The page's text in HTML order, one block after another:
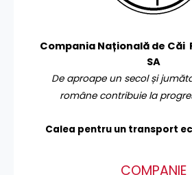
Compania Națională de Căi
SA
De aproape un secol și
române contribuie la
Calea pentru un transport
COMPANIE